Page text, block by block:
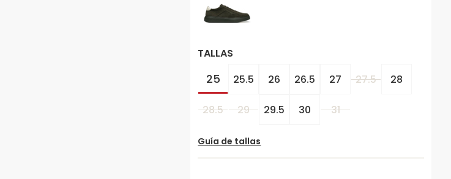
TALLAS
25 25.5 26 26.5 27 27.5 28
28.5 29 29.5 30 31
Guía de tallas